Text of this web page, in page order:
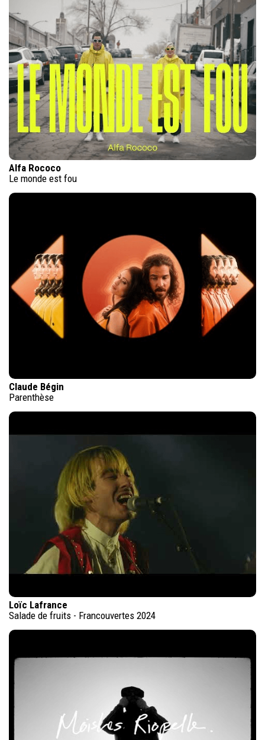
Alfa Rococo
Le monde est fou
Claude Bégin
Parenthèse
Loïc Lafrance
Salade de fruits - Francouvertes 2024